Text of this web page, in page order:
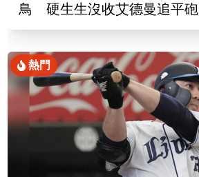
鳥 硬生生沒收艾德曼追平砲
熱門